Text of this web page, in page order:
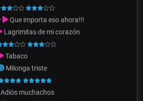
Que importa eso ahora!!!
Lagrimitas de mi corazón
Tabaco
Milonga triste
Adiós muchachos